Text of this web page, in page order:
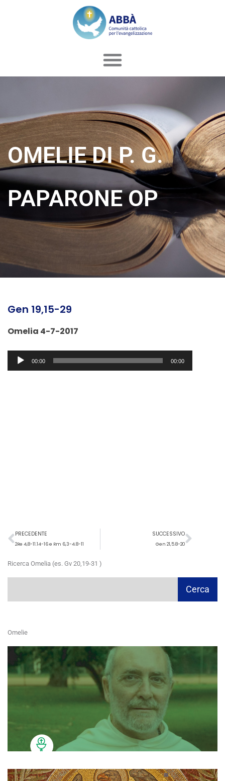
OMELIE DI P. G.
PAPARONE OP
Gen 19,15-29
Omelia 4-7-2017
Audio
Player00:00 00:00
Precedente
PRECEDENTE
2Re 4,8-11.14-16 e Rm 6,3-4.8-11
SUCCESSIVO
Gen 21,5.8-20
Ricerca Omelia (es. Gv 20,19-31 )
Cerca
Omelie